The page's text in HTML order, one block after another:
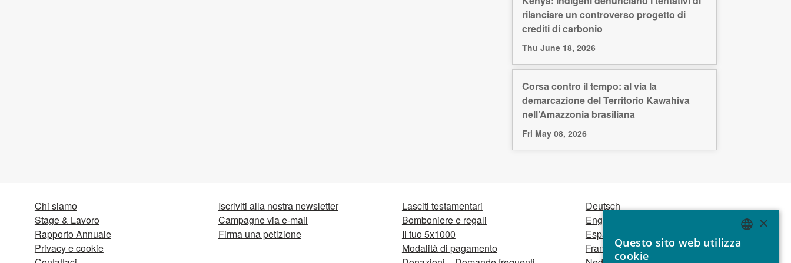
rilanciare un controverso progetto di
crediti di carbonio
Thu June 18, 2026
Corsa contro il tempo: al via la
demarcazione del Territorio Kawahiva
nell’Amazzonia brasiliana
Fri May 08, 2026
Chi siamo
Stage & Lavoro
Rapporto Annuale
Privacy e cookie
Iscriviti alla nostra newsletter
Campagne via e-mail
Firma una petizione
Lasciti testamentari
Bomboniere e regali
Il tuo 5x1000
Modalità di pagamento
Deutsch
English
Español
Français
ENGLISH
×
Questo sito web utilizza
cookie